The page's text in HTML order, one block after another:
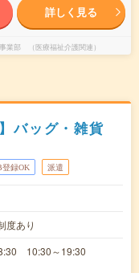
詳しく見る
業部 （医療福祉介護関連）
バッグ・雑貨
登録OK 派遣
度あり
10:30～19:30